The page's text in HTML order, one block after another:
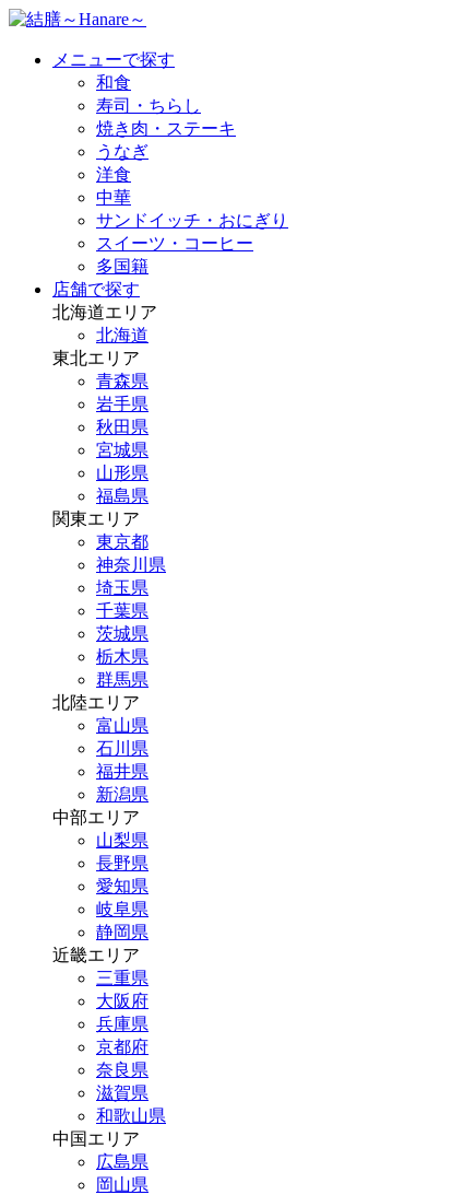
メニューで探す
和食
寿司・ちらし
焼き肉・ステーキ
うなぎ
洋食
中華
サンドイッチ・おにぎり
スイーツ・コーヒー
多国籍
店舗で探す
北海道エリア
北海道
東北エリア
青森県
岩手県
秋田県
宮城県
山形県
福島県
関東エリア
東京都
神奈川県
埼玉県
千葉県
茨城県
栃木県
群馬県
北陸エリア
富山県
石川県
福井県
新潟県
中部エリア
山梨県
長野県
愛知県
岐阜県
静岡県
近畿エリア
三重県
大阪府
兵庫県
京都府
奈良県
滋賀県
和歌山県
中国エリア
広島県
岡山県